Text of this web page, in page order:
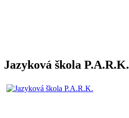
Jazyková škola P.A.R.K.